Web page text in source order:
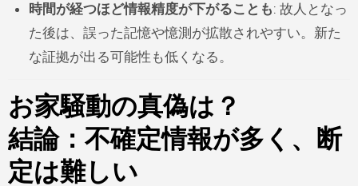
時間が経つほど情報精度が下がることも: 故人となっ
た後は、誤った記憶や憶測が拡散されやすい。新た
な証拠が出る可能性も低くなる。
お家騒動の真偽は？
結論：不確定情報が多く、断
定は難しい